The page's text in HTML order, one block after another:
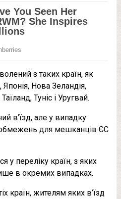
з таких країн, як
Японія, Нова Зеландія,
Туніс і Уругвай.
в’їзд, але у випадку
обмежень для мешканців ЄС
у переліку країн, з яких
в окремих випадках.
країн, жителям яких в’їзд